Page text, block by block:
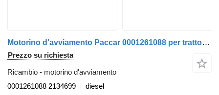
Motorino d'avviamento Paccar 0001261088 per trattore stradale DAF XF106
Prezzo su richiesta
Ricambio - motorino d'avviamento
0001261088 2134699
diesel